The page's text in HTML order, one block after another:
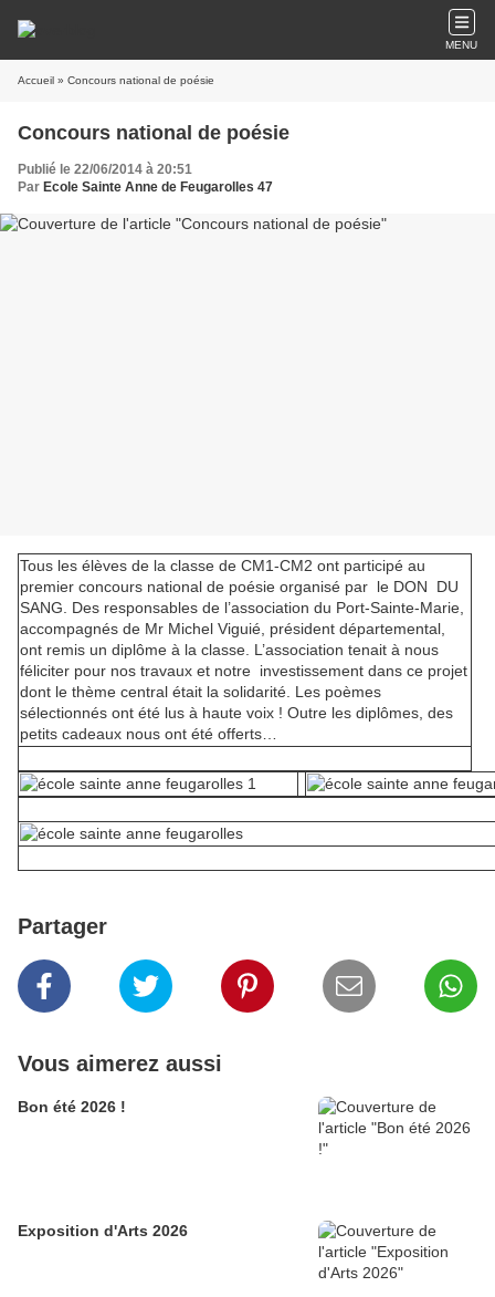
MENU
Accueil » Concours national de poésie
Concours national de poésie
Publié le 22/06/2014 à 20:51
Par Ecole Sainte Anne de Feugarolles 47
Tous les élèves de la classe de CM1-CM2 ont participé au
premier concours national de poésie organisé par le DON
DU
SANG. Des responsables de l’association du Port-Sainte-Marie,
accompagnés de Mr Michel Viguié, président départemental,
ont remis un diplôme à la classe. L’association tenait à nous
féliciter pour nos travaux et notre investissement dans ce projet
dont le thème central était la solidarité. Les poèmes
sélectionnés ont été lus à haute voix ! Outre les diplômes, des
petits cadeaux nous ont été offerts…
Partager
Vous aimerez aussi
Bon été 2026 !
Exposition d'Arts 2026